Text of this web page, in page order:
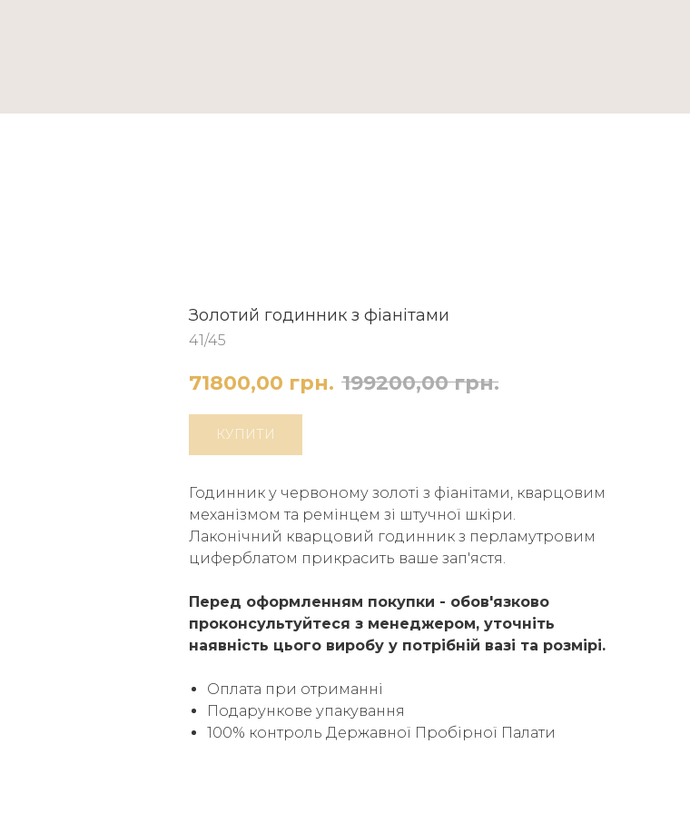
Золотий годинник з фіанітами
41/45
71800,00 грн. 199200,00 грн.
КУПИТИ
Годинник у червоному золоті з фіанітами, кварцовим
механізмом та ремінцем зі штучної шкіри.
Лаконічний кварцовий годинник з перламутровим
циферблатом прикрасить ваше зап'ястя.
Перед оформленням покупки - обов'язково
проконсультуйтеся з менеджером, уточніть
наявність цього виробу у потрібній вазі та розмірі.
Оплата при отриманні
Подарункове упакування
100% контроль Державної Пробірної Палати